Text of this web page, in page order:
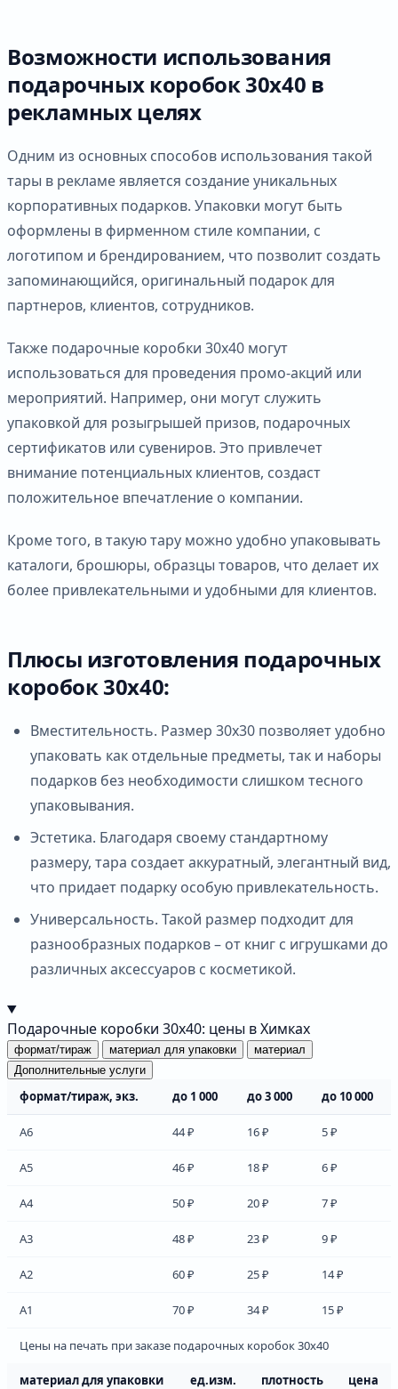
Возможности использования
подарочных коробок 30х40 в
рекламных целях
Одним из основных способов использования такой
тары в рекламе является создание уникальных
корпоративных подарков. Упаковки могут быть
оформлены в фирменном стиле компании, с
логотипом и брендированием, что позволит создать
запоминающийся, оригинальный подарок для
партнеров, клиентов, сотрудников.
Также подарочные коробки 30х40 могут
использоваться для проведения промо-акций или
мероприятий. Например, они могут служить
упаковкой для розыгрышей призов, подарочных
сертификатов или сувениров. Это привлечет
внимание потенциальных клиентов, создаст
положительное впечатление о компании.
Кроме того, в такую тару можно удобно упаковывать
каталоги, брошюры, образцы товаров, что делает их
более привлекательными и удобными для клиентов.
Плюсы изготовления подарочных
коробок 30х40:
Вместительность. Размер 30х30 позволяет удобно
упаковать как отдельные предметы, так и наборы
подарков без необходимости слишком тесного
упаковывания.
Эстетика. Благодаря своему стандартному
размеру, тара создает аккуратный, элегантный вид,
что придает подарку особую привлекательность.
Универсальность. Такой размер подходит для
разнообразных подарков – от книг с игрушками до
различных аксессуаров с косметикой.
Подарочные коробки 30х40: цены в Химках
формат/тираж материал для упаковки
материал
Дополнительные услуги
формат/тираж, экз. до 1 000 до 3 000 до 10 000
А6 44 ₽ 16 ₽ 5 ₽
А5 46 ₽ 18 ₽ 6 ₽
А4 50 ₽ 20 ₽ 7 ₽
А3 48 ₽ 23 ₽ 9 ₽
А2 60 ₽ 25 ₽ 14 ₽
А1 70 ₽ 34 ₽ 15 ₽
Цены на печать при заказе подарочных коробок 30х40
материал для упаковки ед.изм. плотность цена